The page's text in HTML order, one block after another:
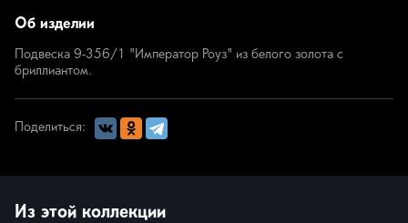
Об изделии
Подвеска 9-356/1 "Император Роуз" из белого золота с
бриллиантом.
Поделиться:
Из этой коллекции